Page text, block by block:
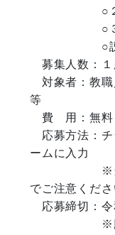
○２回目
○３回目
○説明会
募集人数：１
対象者：教職
等
費　用：無料
応募方法：チ
ームに入力
※当大会
でご注意くださ
応募締切：令
※応募者多